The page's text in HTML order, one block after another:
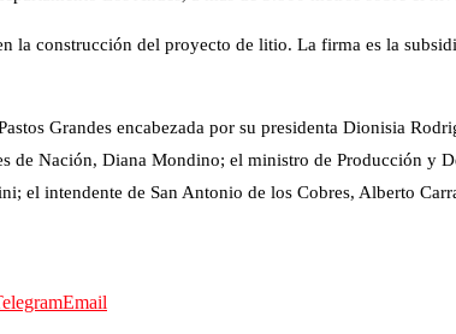
la construcción del proyecto de litio. La firma es la
Grandes encabezada por su presidenta Dionisia
Nación, Diana Mondino; el ministro de Producción y
el intendente de San Antonio de los Cobres, Alberto
Email